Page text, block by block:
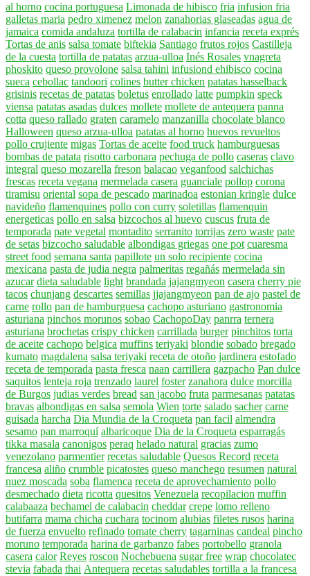
al horno cocina portuguesa Limonada de hibisco fria infusion fria
galletas maria pedro ximenez melon zanahorias glaseadas agua de
jamaica comida andaluza tortilla de calabacin infancia receta exprés
Tortas de anis salsa tomate biftekia Santiago frutos rojos Castilleja
de la cuesta tortilla de patatas arzua-ulloa Inés Rosales vnagreta
phoskito queso provolone salsa tahini infusiond ehibisco cocina
sueca cebollac tandoori colines butter chicken patatas hasselback
grisinis recetas de patatas boletus enrollado latte pumpkin speck
viensa patatas asadas dulces mollete mollete de antequera panna
cotta queso rallado graten caramelo manzanilla chocolate blanco
Halloween queso arzua-ulloa patatas al horno huevos revueltos
pollo crujiente migas Tortas de aceite food truck hamburguesas
bombas de patata risotto carbonara pechuga de pollo caseras clavo
integral queso mozarella freson balacao veganfood salchichas
frescas receta vegana mermelada casera guanciale pollop corona
tiramisu oriental sopa de pescado marinadoa estonian kringle dulce
navideño flamenquines pollo con curry soletillas flamenquin
energeticas pollo en salsa bizcochos al huevo cuscus fruta de
temporada pate vegetal montadito serranito torrijas zero waste pate
de setas bizcocho saludable albondigas griegas one pot cuaresma
street food semana santa papillote un solo recipiente cocina
mexicana pasta de judia negra palmeritas regañás mermelada sin
azucar dieta saludable light brandada jajangmyeon casera cherry pie
tacos chunjang descartes semillas jjajangmyeon pan de ajo pastel de
carne rollo pan de hamburguesa cachopo asturiano gastronomia
asturiana pinchos morunos sobao CachopoDay panrra ternera
asturiana brochetas crispy chicken carrillada burger pinchitos torta
de aceite cachopo belgica muffins teriyaki blondie sobado bregado
kumato magdalena salsa teriyaki receta de otoño jardinera estofado
receta de temporada pasta fresca naan carrillera gazpacho Pan dulce
saquitos lenteja roja trenzado laurel foster zanahora dulce morcilla
de Burgos judias verdes bread san jacobo fruta parmesanas patatas
bravas albondigas en salsa semola Wien torte salado sacher carne
guisada harcha Dia Mundia de la Croqueta pan facil almendra
sesamo pan marroquí albaricoque Dia de la Croqueta esparragás
tikka masala canonigos peraq helado natural gracias zumo
venezolano parmentier recetas saludable Quesos Record receta
francesa aliño crumble picatostes queso manchego resumen natural
nuez moscada soba flamenca receta de aprovechamiento pollo
desmechado dieta ricotta quesitos Venezuela recopilacion muffin
calabaaza bechamel de calabacin cheddar crepe lomo relleno
butifarra mama chicha cuchara tocinom alubias filetes rusos harina
de fuerza envuelto refinado tomate cherry tagarninas candeal pincho
moruno temporada harina de garbanzo fabes portobello granola
casera calor Reyes roscon Nochebuena sugar free wrap chocolatec
stevia fabada thai Antequera recetas saludables tortilla a la francesa